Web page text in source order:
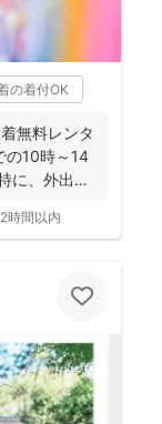
の着付OK
無料レンタ
の10時～14
に、外出に
時間以内